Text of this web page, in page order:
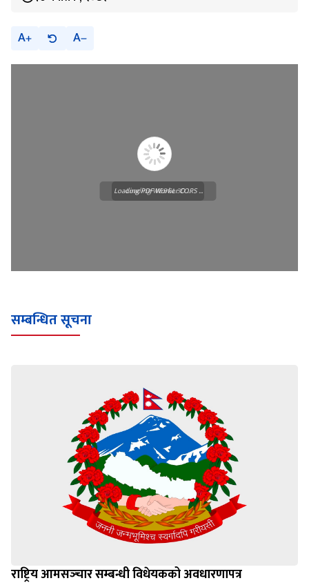
A A
Loading WEBGL 3D ...
Loading PDF Worker CORS ...
सम्बन्धित सूचना
राष्ट्रिय आमसञ्‍चार सम्बन्धी विधेयकको अवधारणापत्र